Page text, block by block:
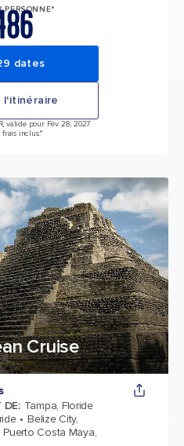
PERSONNE*
dates
l'itinéraire
valide pour Fév 28, 2027
frais inclus.*
Cruise
DE: Tampa, Floride
Belize City,
Puerto Costa Maya,